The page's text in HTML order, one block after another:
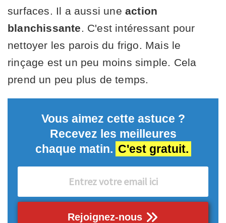
surfaces. Il a aussi une action
blanchissante. C'est intéressant pour
nettoyer les parois du frigo. Mais le
rinçage est un peu moins simple. Cela
prend un peu plus de temps.
Vous aimez cette astuce ?
Recevez les meilleures
chaque matin. C'est gratuit.
Rejoignez-nous